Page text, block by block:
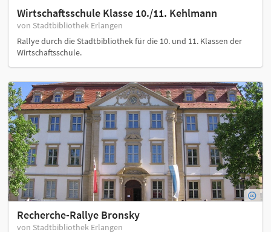
Wirtschaftsschule Klasse 10./11. Kehlmann
von Stadtbibliothek Erlangen
Rallye durch die Stadtbibliothek für die 10. und 11. Klassen der
Wirtschaftsschule.
Recherche-Rallye Bronsky
von Stadtbibliothek Erlangen